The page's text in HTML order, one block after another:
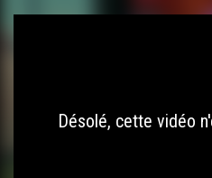
Désolé, cette vidéo